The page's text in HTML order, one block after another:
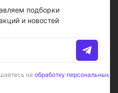
подборки
и новостей
на обработку персональных